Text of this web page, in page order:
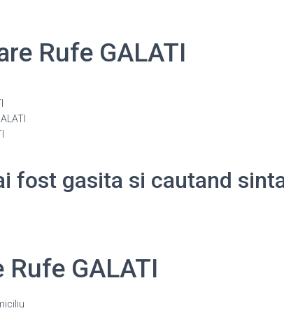
Rufe GALATI
fost gasita si cautand
GALATI